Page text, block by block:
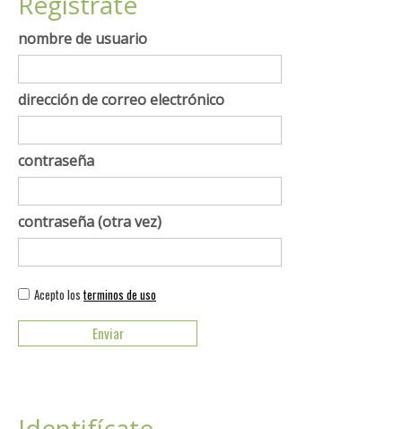
nombre de usuario
dirección de correo electrónico
contraseña
contraseña (otra vez)
Acepto los terminos de uso